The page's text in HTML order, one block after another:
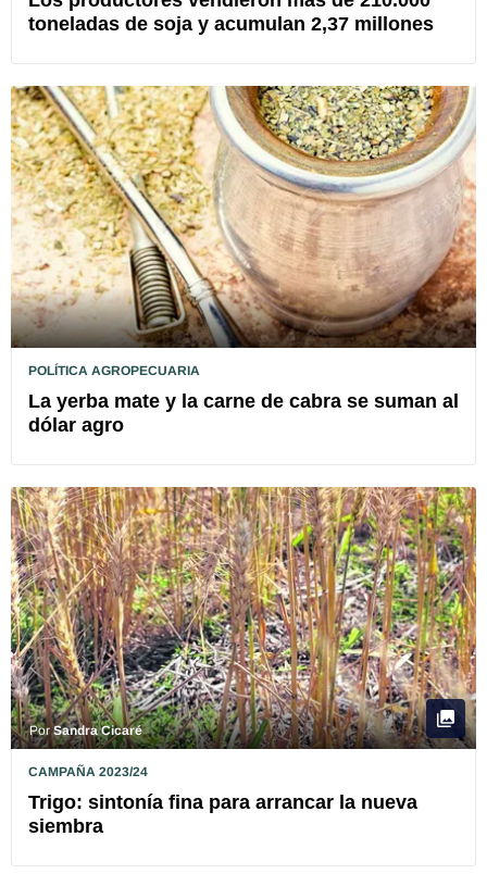
toneladas de soja y acumulan 2,37 millones
POLÍTICA AGROPECUARIA
La yerba mate y la carne de cabra se suman al
dólar agro
PorSandra Cicaré
CAMPAÑA 2023/24
Trigo: sintonía fina para arrancar la nueva
siembra